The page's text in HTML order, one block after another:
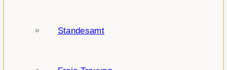
Standesamt